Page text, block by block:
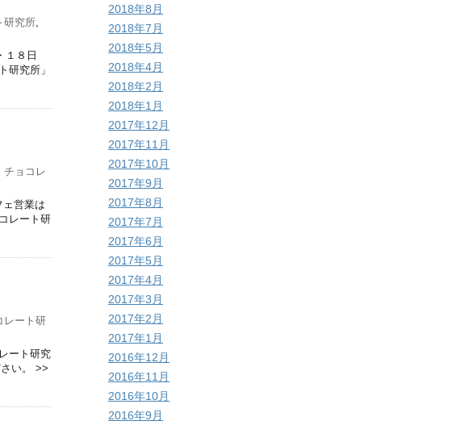
研究所
１８日
研究所」
チョコレ
ェ営業は
レート研
レート研
ート研究
い。 >>
2018年8月
2018年7月
2018年5月
2018年4月
2018年2月
2018年1月
2017年12月
2017年11月
2017年10月
2017年9月
2017年8月
2017年7月
2017年6月
2017年5月
2017年4月
2017年3月
2017年2月
2017年1月
2016年12月
2016年11月
2016年10月
2016年9月